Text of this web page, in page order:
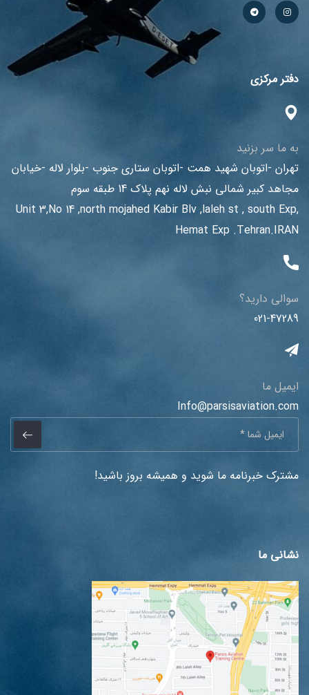
دفتر مرکزی
به ما سر بزنید
تهران -اتوبان شهید همت -اتوبان ستاری جنوب -بلوار لاله -خیابان
مجاهد کبیر شمالی نبش لاله نهم پلاک 14 طبقه سوم
Unit 3,No 14 ,north mojahed Kabir Blv ,laleh st , south Exp,
Hemat Exp .Tehran.IRAN
سوالی دارید؟
021-47289
ایمیل ما
Info@parsisaviation.com
مشترک خبرنامه ما شوید و همیشه بروز باشید!
نشانی ما